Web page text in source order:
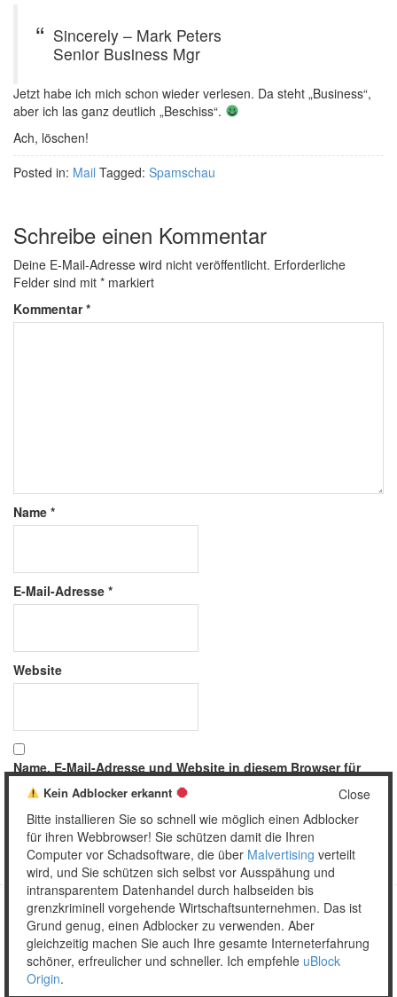
Sincerely – Mark Peters
Senior Business Mgr
Jetzt habe ich mich schon wieder verlesen. Da steht „Business“,
aber ich las ganz deutlich „Beschiss“.
Ach, löschen!
Posted in: Mail Tagged: Spamschau
Schreibe einen Kommentar
Deine E-Mail-Adresse wird nicht veröffentlicht. Erforderliche
Felder sind mit * markiert
Kommentar*
Name *
E-Mail-Adresse *
Website
Name, E-Mail-Adresse und Website in diesem Browser für
meinen nächsten Kommentar speichern.
Copyright © 2026 Unser täglich Spam.
MobileWordPress Theme by themehall.com
Close
Kein Adblocker erkannt
Bitte installieren Sie so schnell wie möglich einen Adblocker
für ihren Webbrowser! Sie schützen damit die Ihren
Computer vor Schadsoftware, die über Malvertising verteilt
wird, und Sie schützen sich selbst vor Ausspähung und
intransparentem Datenhandel durch halbseiden bis
grenzkriminell vorgehende Wirtschaftsunternehmen. Das ist
Grund genug, einen Adblocker zu verwenden. Aber
gleichzeitig machen Sie auch Ihre gesamte Interneterfahrung
schöner, erfreulicher und schneller. Ich empfehle uBlock
Origin.